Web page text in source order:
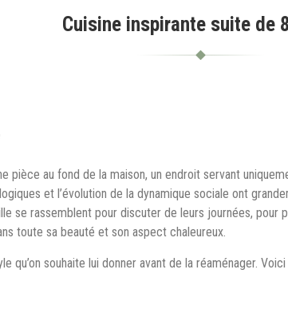
Cuisine inspirante suite de
pièce au fond de la maison, un endroit servant
et l’évolution de la dynamique sociale ont
se rassemblent pour discuter de leurs journées, pour
toute sa beauté et son aspect chaleureux.
souhaite lui donner avant de la réaménager.